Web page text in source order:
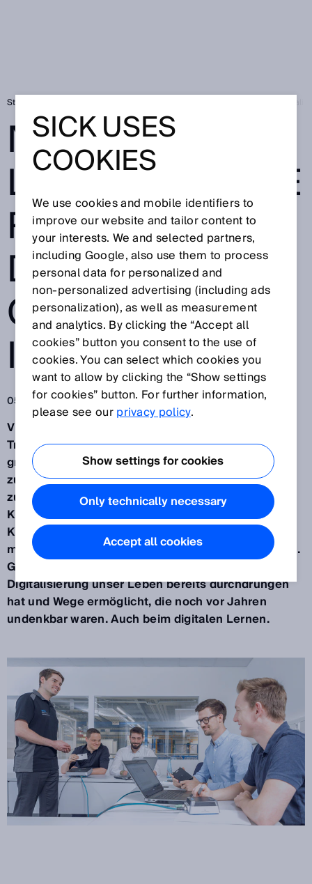
Startseite
NEUE
LERNANGEBOTE
RUND UM DIE
DIGITALISIERUN
G DER
INDUSTRIE
05.06.2020
Vierte industrielle Revolution. Digitale
Transformation. Das sind für viele Unternehmen
große Worte. Kein Wunder, dass einige davon noch
zurückhaltend agieren. Mit neuen Lernangeboten
zum Thema Industrie 4.0 unterstützt SICK seine
Kunden, um ihnen den Aufbau von Kompetenz und
Know-how in diesem Bereich zu ermöglichen – und
mit wenig Aufwand zügig einen Vorteil zu erreichen.
Gerade in diesen Zeiten zeigt sich, wie sehr die
Digitalisierung unser Leben bereits durchdrungen
hat und Wege ermöglicht, die noch vor Jahren
undenkbar waren. Auch beim digitalen Lernen.
SICK USES
COOKIES
We use cookies and mobile identifiers to
improve our website and tailor content to
your interests. We and selected partners,
including Google, also use them to process
personal data for personalized and
non‑personalized advertising (including ads
personalization), as well as measurement
and analytics. By clicking the “Accept all
cookies” button you consent to the use of
cookies. You can select which cookies you
want to allow by clicking the “Show settings
for cookies” button. For further information,
please see ourprivacy policy.
Show settings for cookies
Only technically necessary
Accept all cookies